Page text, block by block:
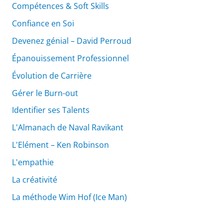
Compétences & Soft Skills
Confiance en Soi
Devenez génial – David Perroud
Épanouissement Professionnel
Évolution de Carrière
Gérer le Burn-out
Identifier ses Talents
L'Almanach de Naval Ravikant
L'Elément – Ken Robinson
L'empathie
La créativité
La méthode Wim Hof (Ice Man)